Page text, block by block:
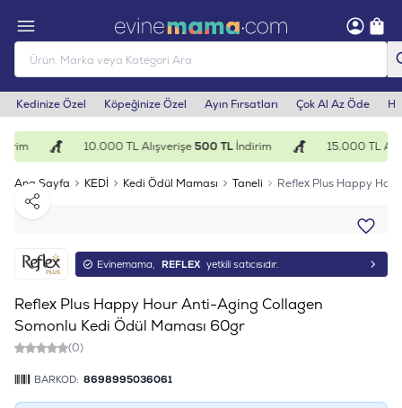
Kedinize Özel Köpeğinize Özel Ayın Fırsatları Çok Al Az Öde
10.000 TL Alışverişe500 TLİndirim 15.000 TL
Ana Sayfa KEDİ Kedi Ödül Maması Taneli
Reflex Plus Happy
Paylaş
Evinemama, REFLEX yetkili satıcısıdır.
Reflex Plus Happy Hour Anti-Aging Collagen
Somonlu Kedi Ödül Maması 60gr
(0)
BARKOD: 8698995036061